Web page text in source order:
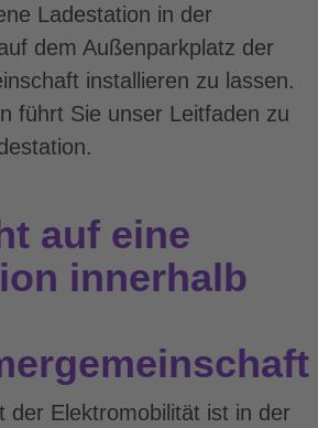
Ladestation in der
dem Außenparkplatz der
installieren zu lassen.
führt Sie unser Leitfaden zu
auf eine
innerhalb
der Elektromobilität ist in der